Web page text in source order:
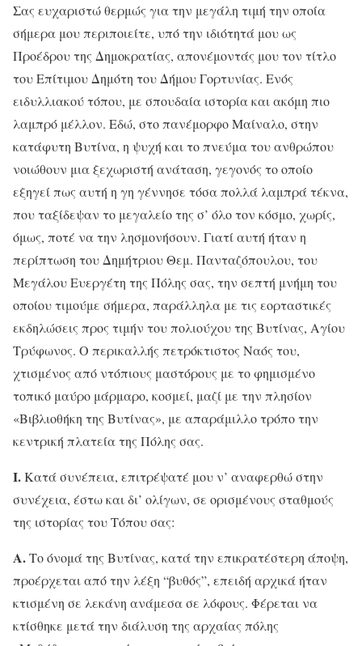
Σας ευχαριστώ θερμώς για την μεγάλη τιμή την οποία
σήμερα μου περιποιείτε, υπό την ιδιότητά μου ως
Προέδρου της Δημοκρατίας, απονέμοντάς μου τον τίτλο
του Επίτιμου Δημότη του Δήμου Γορτυνίας. Ενός
ειδυλλιακού τόπου, με σπουδαία ιστορία και ακόμη πιο
λαμπρό μέλλον. Εδώ, στο πανέμορφο Μαίναλο, στην
κατάφυτη Βυτίνα, η ψυχή και το πνεύμα του ανθρώπου
νοιώθουν μια ξεχωριστή ανάταση, γεγονός το οποίο
εξηγεί πως αυτή η γη γέννησε τόσα πολλά λαμπρά τέκνα,
που ταξίδεψαν το μεγαλείο της σ’ όλο τον κόσμο, χωρίς,
όμως, ποτέ να την λησμονήσουν. Γιατί αυτή ήταν η
περίπτωση του Δημήτριου Θεμ. Πανταζόπουλου, του
Μεγάλου Ευεργέτη της Πόλης σας, την σεπτή μνήμη του
οποίου τιμούμε σήμερα, παράλληλα με τις εορταστικές
εκδηλώσεις προς τιμήν του πολιούχου της Βυτίνας, Αγίου
Τρύφωνος. Ο περικαλλής πετρόκτιστος Ναός του,
χτισμένος από ντόπιους μαστόρους με το φημισμένο
τοπικό μαύρο μάρμαρο, κοσμεί, μαζί με την πλησίον
«Βιβλιοθήκη της Βυτίνας», με απαράμιλλο τρόπο την
κεντρική πλατεία της Πόλης σας.
Ι.Κατά συνέπεια, επιτρέψατέ μου ν’ αναφερθώ στην
συνέχεια, έστω και δι’ ολίγων, σε ορισμένους σταθμούς
της ιστορίας του Τόπου σας:
Α.Το όνομά της Βυτίνας, κατά την επικρατέστερη άποψη,
προέρχεται από την λέξη “βυθός”, επειδή αρχικά ήταν
κτισμένη σε λεκάνη ανάμεσα σε λόφους. Φέρεται να
κτίσθηκε μετά την διάλυση της αρχαίας πόλης